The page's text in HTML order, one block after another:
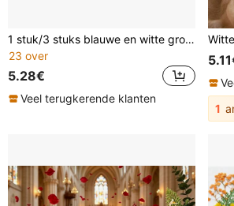
1 stuk/3 stuks blauwe en witte grote keramische pilaarkaarsen, kleurrijke decoratieve pilaarkaarsen, pilaarkaarsen met een diameter van 1,97 inch, rookvrije sojawas kaarsen, kaarsdecoratie, kaarsdecoratieset, geschikt voor huisdecoratie, slaapkamerdecoratie, feestdagdecoratie
23 over
5.28€
Veel terugkerende klanten
1